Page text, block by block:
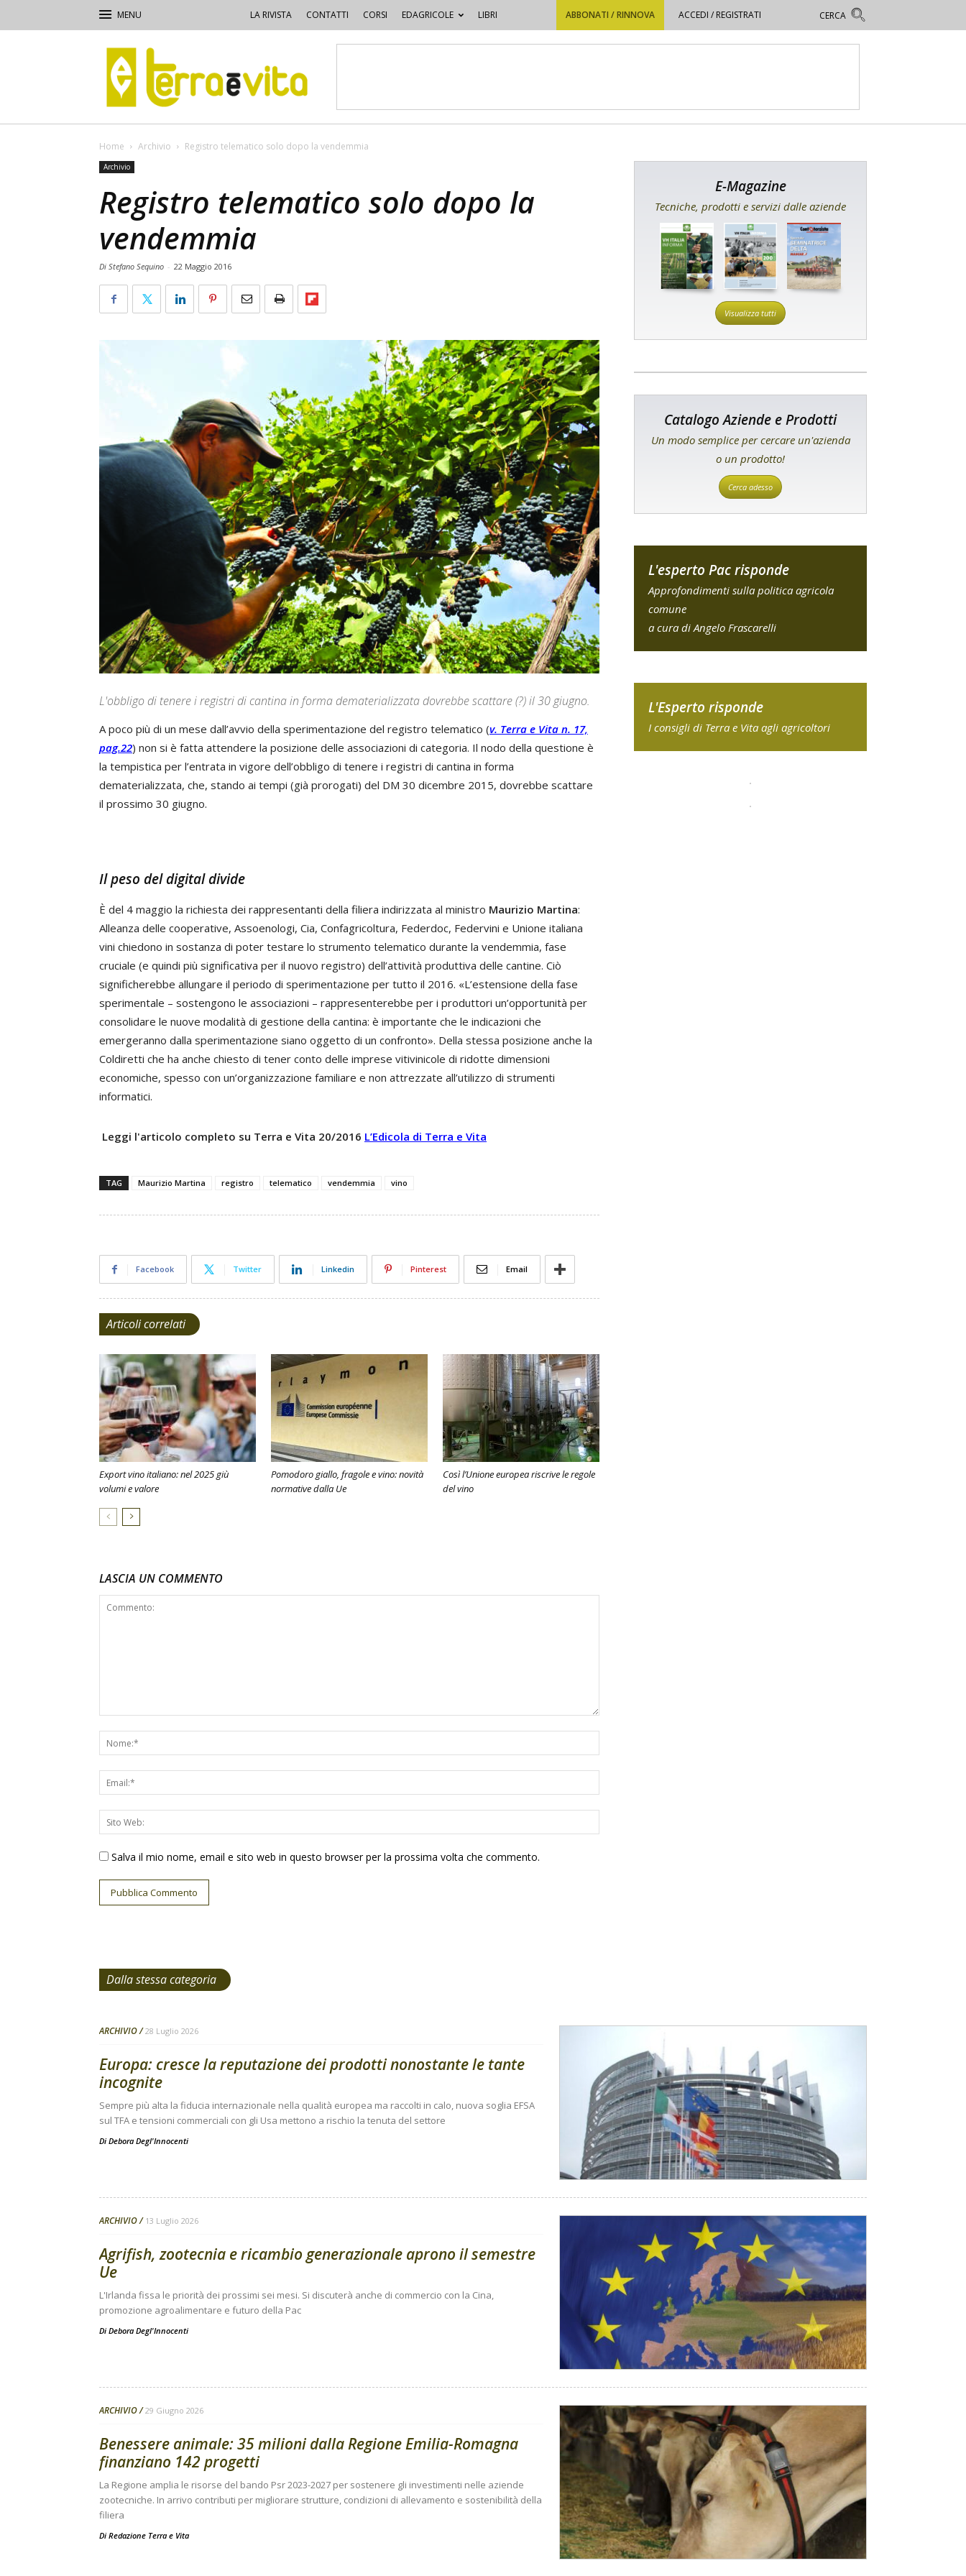
LA RIVISTA CONTATTI CORSI EDAGRICOLE LIBRI ABBONATI / RINNOVA ACCEDI / REGISTRATI
Terra
e
Vita
Home Archivio Registro telematico solo dopo la vendemmia
Archivio
Registro telematico solo dopo la
vendemmia
Di Stefano Sequino - 22 Maggio 2016
L'obbligo di tenere i registri di cantina in forma dematerializzata dovrebbe scattare (?) il 30 giugno.
A poco più di un mese dall’avvio della sperimentazione del registro telematico (v. Terra e Vita n. 17,
pag.22) non si è fatta attendere la posizione delle associazioni di categoria. Il nodo della questione è
la tempistica per l’entrata in vigore dell’obbligo di tenere i registri di cantina in forma
dematerializzata, che, stando ai tempi (già prorogati) del DM 30 dicembre 2015, dovrebbe scattare
il prossimo 30 giugno.
Il peso deldigital divide
È del 4 maggio la richiesta dei rappresentanti della filiera indirizzata al ministro Maurizio Martina:
Alleanza delle cooperative, Assoenologi, Cia, Confagricoltura, Federdoc, Federvini e Unione italiana
vini chiedono in sostanza di poter testare lo strumento telematico durante la vendemmia, fase
cruciale (e quindi più significativa per il nuovo registro) dell’attività produttiva delle cantine. Ciò
significherebbe allungare il periodo di sperimentazione per tutto il 2016. «L’estensione della fase
sperimentale – sostengono le associazioni – rappresenterebbe per i produttori un’opportunità per
consolidare le nuove modalità di gestione della cantina: è importante che le indicazioni che
emergeranno dalla sperimentazione siano oggetto di un confronto». Della stessa posizione anche la
Coldiretti che ha anche chiesto di tener conto delle imprese vitivinicole di ridotte dimensioni
economiche, spesso con un’organizzazione familiare e non attrezzate all’utilizzo di strumenti
informatici.
Leggi l'articolo completo su Terra e Vita 20/2016 L’Edicola di Terra e Vita
TAG Maurizio Martina registro telematico vendemmia vino
Facebook Twitter Linkedin Pinterest Email
Articoli correlati
Export vino italiano: nel 2025 giù
volumi e valore
Pomodoro giallo, fragole e vino: novità
normative dalla Ue
Così l’Unione europea riscrive le regole
del vino
LASCIA UN COMMENTO
Salva il mio nome, email e sito web in questo browser per la prossima volta che commento.
E-Magazine
Tecniche, prodotti e servizi dalle aziende
Visualizza tutti
Catalogo Aziende e Prodotti
Un modo semplice per cercare un'azienda
o un prodotto!
Cerca adesso
L'esperto Pac risponde
Approfondimenti sulla politica agricola
comune
a cura di Angelo Frascarelli
L'Esperto risponde
I consigli di Terra e Vita agli agricoltori
Dalla stessa categoria
ARCHIVIO 28 Luglio 2026
Europa: cresce la reputazione dei prodotti nonostante le tante
incognite
Sempre più alta la fiducia internazionale nella qualità europea ma raccolti in calo, nuova soglia EFSA
sul TFA e tensioni commerciali con gli Usa mettono a rischio la tenuta del settore
Di Debora Degl'Innocenti
ARCHIVIO 13 Luglio 2026
Agrifish, zootecnia e ricambio generazionale aprono il semestre
Ue
L'Irlanda fissa le priorità dei prossimi sei mesi. Si discuterà anche di commercio con la Cina,
promozione agroalimentare e futuro della Pac
Di Debora Degl'Innocenti
ARCHIVIO 29 Giugno 2026
Benessere animale: 35 milioni dalla Regione Emilia-Romagna
finanziano 142 progetti
La Regione amplia le risorse del bando Psr 2023-2027 per sostenere gli investimenti nelle aziende
zootecniche. In arrivo contributi per migliorare strutture, condizioni di allevamento e sostenibilità della
filiera
Di Redazione Terra e Vita